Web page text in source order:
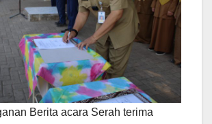
Berita acara Serah terima